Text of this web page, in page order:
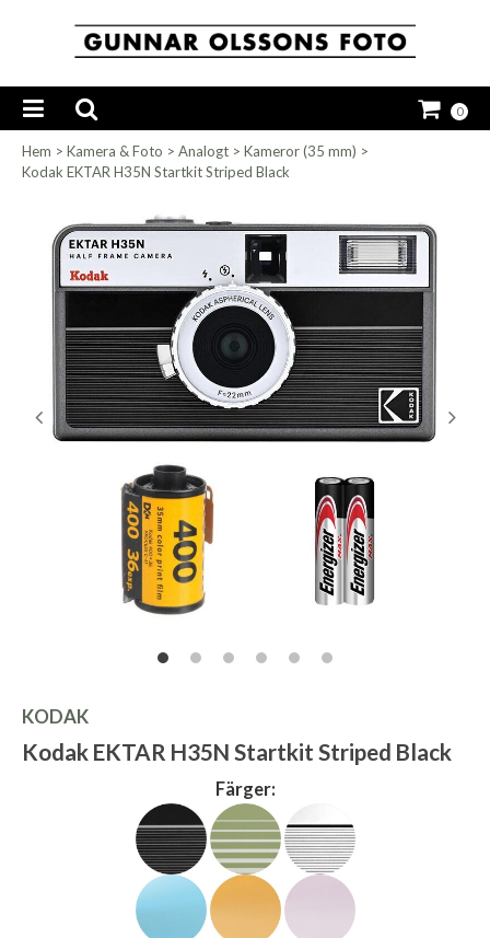
0
Hem > Kamera & Foto > Analogt > Kameror (35 mm) >
Kodak EKTAR H35N Startkit Striped Black
KODAK
Kodak EKTAR H35N Startkit Striped Black
Färger: